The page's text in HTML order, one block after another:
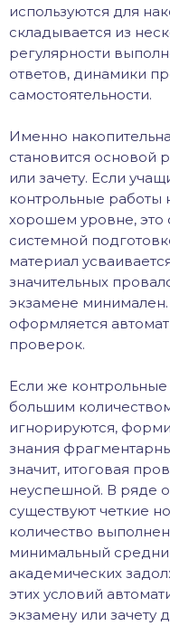
используются для
складывается из
регулярности
ответов, динамики
самостоятельности.
Именно
становится основой
или зачету. Если
контрольные работы
хорошем уровне, это
системной
материал
значительных
экзамене
оформляется
проверок.
Если же
большим
игнорируются,
знания
значит, итоговая
неуспешной. В ряде
существуют четкие
количество
минимальный
академических
этих условий
экзамену или зачету